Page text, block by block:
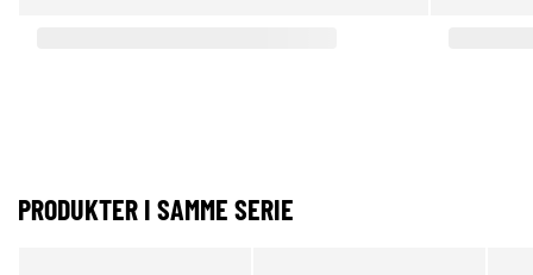
PRODUKTER I SAMME SERIE